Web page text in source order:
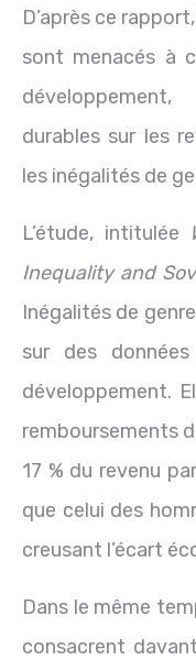
D’après ce
sont menacés à
durables sur les
les inégalités de
L’étude, intitulée
Inequality and
Inégalités de
sur des
développement.
remboursements
17 % du revenu
que celui des
creusant l’écart
Dans le même
consacrent